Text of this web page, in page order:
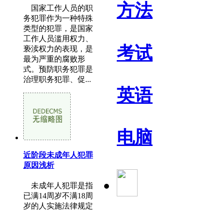
方法
考试
英语
电脑
国家工作人员的职
务犯罪作为一种特殊
类型的犯罪，是国家
工作人员滥用权力、
亵渎权力的表现，是
最为严重的腐败形
式。预防职务犯罪是
治理职务犯罪、促...
近阶段未成年人犯罪
原因浅析
未成年人犯罪是指
已满14周岁不满18周
岁的人实施法律规定